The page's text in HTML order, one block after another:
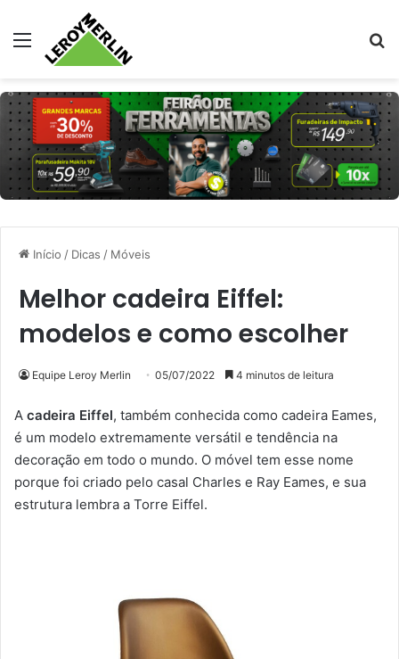
Menu
Início / Dicas / Móveis
Melhor cadeira Eiffel:
modelos e como escolher
Equipe Leroy Merlin 05/07/2022 4 minutos de leitura
A cadeira Eiffel, também conhecida como cadeira Eames,
é um modelo extremamente versátil e tendência na
decoração em todo o mundo. O móvel tem esse nome
porque foi criado pelo casal Charles e Ray Eames, e sua
estrutura lembra a Torre Eiffel.